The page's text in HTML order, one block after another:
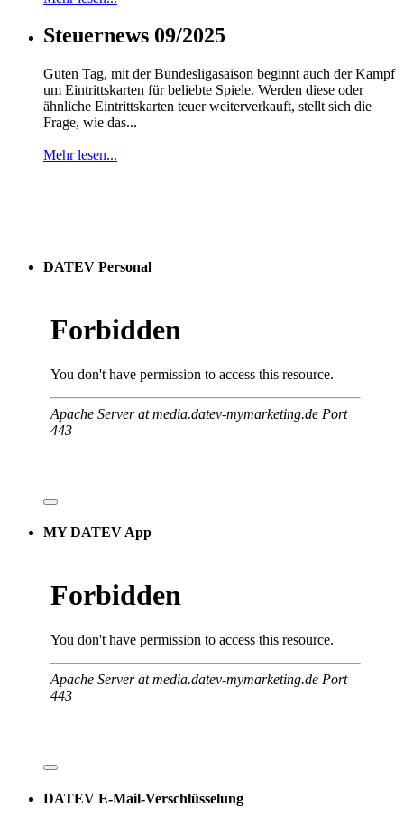
Steuernews 09/2025
Guten Tag, mit der Bundesligasaison beginnt auch der Kampf
um Eintrittskarten für beliebte Spiele. Werden diese oder
ähnliche Eintrittskarten teuer weiterverkauft, stellt sich die
Frage, wie das...
Mehr lesen...
DATEV Personal
MY DATEV App
DATEV E-Mail-Verschlüsselung